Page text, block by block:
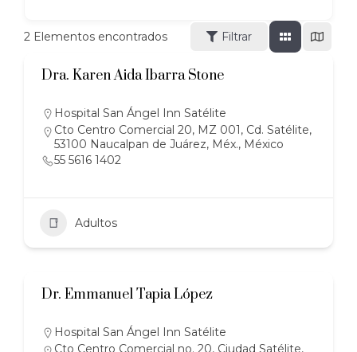
2 Elementos encontrados Filtrar
Dra. Karen Aida Ibarra Stone
Hospital San Ángel Inn Satélite
Cto Centro Comercial 20, MZ 001, Cd. Satélite,
53100 Naucalpan de Juárez, Méx., México
55 5616 1402
Adultos
Dr. Emmanuel Tapia López
Hospital San Ángel Inn Satélite
Cto Centro Comercial no. 20, Ciudad Satélite,